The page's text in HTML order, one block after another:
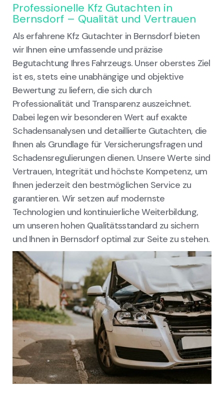
Professionelle Kfz Gutachten in
Bernsdorf – Qualität und Vertrauen
Als erfahrene Kfz Gutachter in Bernsdorf bieten
wir Ihnen eine umfassende und präzise
Begutachtung Ihres Fahrzeugs. Unser oberstes Ziel
ist es, stets eine unabhängige und objektive
Bewertung zu liefern, die sich durch
Professionalität und Transparenz auszeichnet.
Dabei legen wir besonderen Wert auf exakte
Schadensanalysen und detaillierte Gutachten, die
Ihnen als Grundlage für Versicherungsfragen und
Schadensregulierungen dienen. Unsere Werte sind
Vertrauen, Integrität und höchste Kompetenz, um
Ihnen jederzeit den bestmöglichen Service zu
garantieren. Wir setzen auf modernste
Technologien und kontinuierliche Weiterbildung,
um unseren hohen Qualitätsstandard zu sichern
und Ihnen in Bernsdorf optimal zur Seite zu stehen.